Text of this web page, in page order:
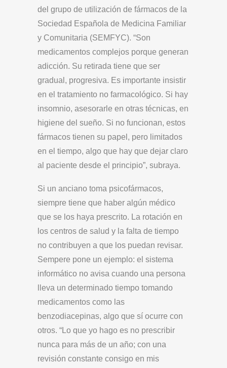
del grupo de utilización de fármacos de la
Sociedad Española de Medicina Familiar
y Comunitaria (SEMFYC). “Son
medicamentos complejos porque generan
adicción. Su retirada tiene que ser
gradual, progresiva. Es importante insistir
en el tratamiento no farmacológico. Si hay
insomnio, asesorarle en otras técnicas, en
higiene del sueño. Si no funcionan, estos
fármacos tienen su papel, pero limitados
en el tiempo, algo que hay que dejar claro
al paciente desde el principio”, subraya.
Si un anciano toma psicofármacos,
siempre tiene que haber algún médico
que se los haya prescrito. La rotación en
los centros de salud y la falta de tiempo
no contribuyen a que los puedan revisar.
Sempere pone un ejemplo: el sistema
informático no avisa cuando una persona
lleva un determinado tiempo tomando
medicamentos como las
benzodiacepinas, algo que sí ocurre con
otros. “Lo que yo hago es no prescribir
nunca para más de un año; con una
revisión constante consigo en mis